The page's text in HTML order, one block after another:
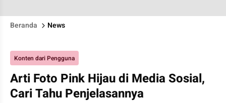
Beranda News
Konten dari Pengguna
Arti Foto Pink Hijau di Media Sosial,
Cari Tahu Penjelasannya